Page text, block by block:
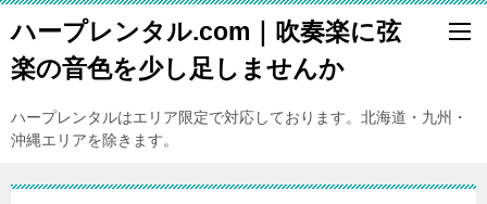
ハープレンタル.com｜吹奏楽に弦
楽の音色を少し足しませんか
ハープレンタルはエリア限定で対応しております。北海道・九州・
沖縄エリアを除きます。